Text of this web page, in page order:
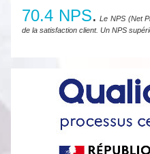
70.4 NPS. Le NPS (Net
de la satisfaction client. Un NPS